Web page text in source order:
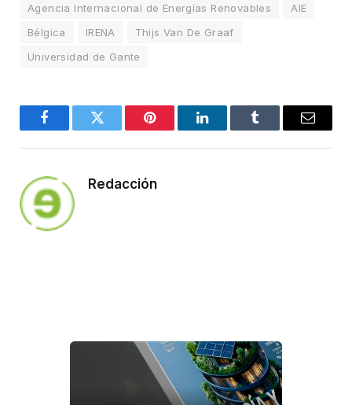
Agencia Internacional de Energías Renovables
AIE
Bélgica
IRENA
Thijs Van De Graaf
Universidad de Gante
FacebookTwitter Pinterest LinkedInTumblr Email
Redacción